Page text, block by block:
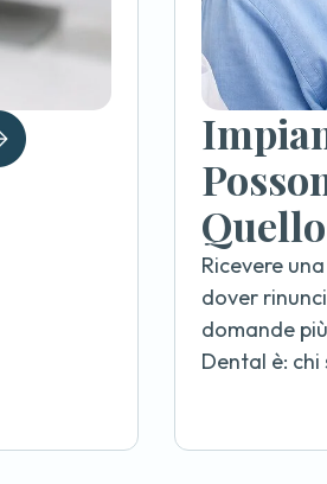
Ricevere
dover
domande
Dental è: